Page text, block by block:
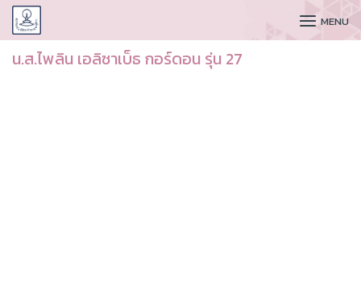
CUDAA MENU
น.ส.ไพลิน เอลิซาเบ็ธ กอร์ดอน รุ่น 27